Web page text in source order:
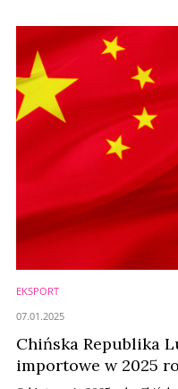
EKSPORT
Chińska Republika
importowe w 2025
07.01.2025